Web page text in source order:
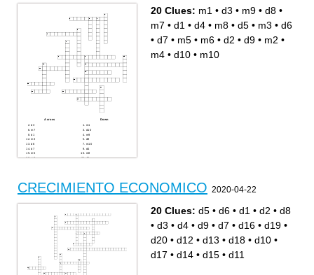
Across
d3
m7
d1
m3
d6
d7
m5
m6
Down
m1
d10
m9
d8
m10
d4
m8
d5
20 Clues: m1 • d3 • m9 • d8 •
m7 • d1 • d4 • m8 • d5 • m3 • d6
• d7 • m5 • m6 • d2 • d9 • m2 •
m4 • d10 • m10
CRECIMIENTO ECONOMICO 2020-04-22
20 Clues: d5 • d6 • d1 • d2 • d8
• d3 • d4 • d9 • d7 • d16 • d19 •
d20 • d12 • d13 • d18 • d10 •
d17 • d14 • d15 • d11